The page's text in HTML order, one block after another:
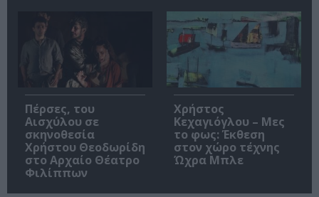
Πέρσες, του
Αισχύλου σε
σκηνοθεσία
Χρήστου Θεοδωρίδη
στο Αρχαίο Θέατρο
Φιλίππων
Χρήστος
Κεχαγιόγλου – Μες
το φως: Έκθεση
στον χώρο τέχνης
Ώχρα Μπλε